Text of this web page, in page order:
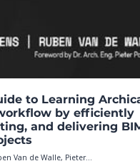
to Learning
by efficiently
and delivering
Van de Walle, Pieter...